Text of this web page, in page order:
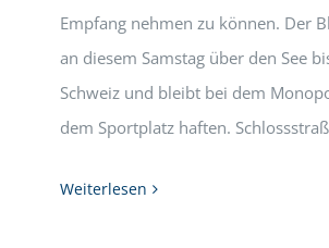
Empfang nehmen zu können. Der
an diesem Samstag über den See
Schweiz und bleibt bei dem
dem Sportplatz haften.
Weiterlesen